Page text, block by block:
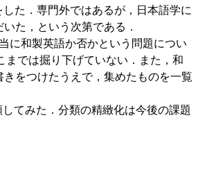
た．専門外ではあるが，日本語学に
た，という次第である．
に和製英語か否かという問題につい
では掘り下げていない．また，和
をつけたうえで，集めたものを一覧
てみた．分類の精緻化は今後の課題